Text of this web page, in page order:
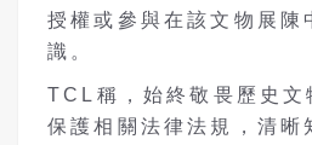
授權或參與在該文物展陳
識。
TCL稱，始終敬畏歷史文
保護相關法律法規，清晰